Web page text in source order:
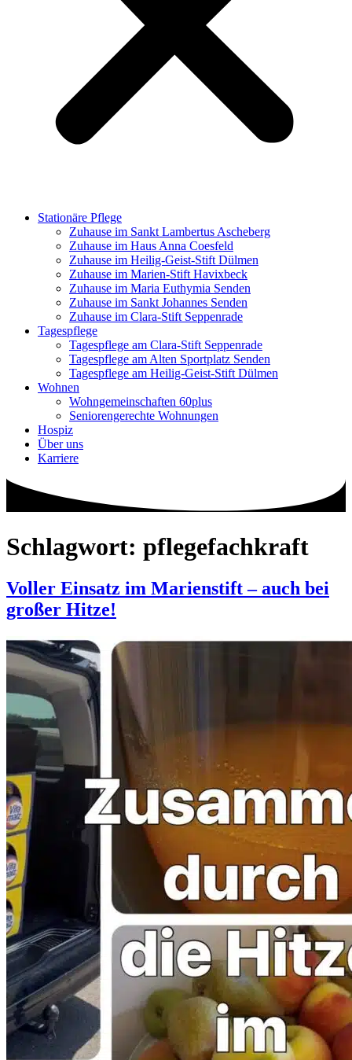
Stationäre Pflege
Zuhause im Sankt Lambertus Ascheberg
Zuhause im Haus Anna Coesfeld
Zuhause im Heilig-Geist-Stift Dülmen
Zuhause im Marien-Stift Havixbeck
Zuhause im Maria Euthymia Senden
Zuhause im Sankt Johannes Senden
Zuhause im Clara-Stift Seppenrade
Tagespflege
Tagespflege am Clara-Stift Seppenrade
Tagespflege am Alten Sportplatz Senden
Tagespflege am Heilig-Geist-Stift Dülmen
Wohnen
Wohngemeinschaften 60plus
Seniorengerechte Wohnungen
Hospiz
Über uns
Karriere
Schlagwort: pflegefachkraft
Voller Einsatz im Marienstift – auch bei
großer Hitze!